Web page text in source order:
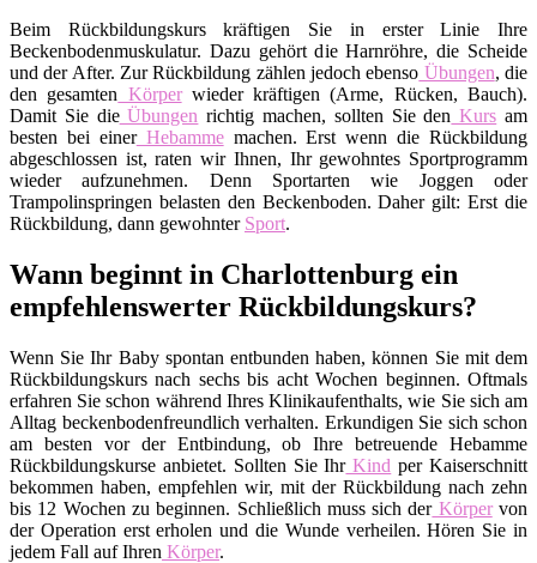
Beim Rückbildungskurs kräftigen Sie in erster Linie Ihre
Beckenbodenmuskulatur. Dazu gehört die Harnröhre, die Scheide
und der After. Zur Rückbildung zählen jedoch ebenso Übungen, die
den gesamten Körperwieder kräftigen (Arme, Rücken, Bauch).
Damit Sie dieÜbungen richtig machen, sollten Sie den Kurs am
besten bei einerHebammemachen. Erst wenn die Rückbildung
abgeschlossen ist, raten wir Ihnen, Ihr gewohntes Sportprogramm
wieder aufzunehmen. Denn Sportarten wie Joggen oder
Trampolinspringen belasten den Beckenboden. Daher gilt: Erst die
Rückbildung, dann gewohnter Sport.
Wann beginnt in Charlottenburg ein
empfehlenswerter Rückbildungskurs?
Wenn Sie Ihr Baby spontan entbunden haben, können Sie mit dem
Rückbildungskurs nach sechs bis acht Wochen beginnen. Oftmals
erfahren Sie schon während Ihres Klinikaufenthalts, wie Sie sich am
Alltag beckenbodenfreundlich verhalten. Erkundigen Sie sich schon
am besten vor der Entbindung, ob Ihre betreuende Hebamme
Rückbildungskurse anbietet. Sollten Sie IhrKind per Kaiserschnitt
bekommen haben, empfehlen wir, mit der Rückbildung nach zehn
bis 12 Wochen zu beginnen. Schließlich muss sich derKörpervon
der Operation erst erholen und die Wunde verheilen. Hören Sie in
jedem Fall auf Ihren Körper.